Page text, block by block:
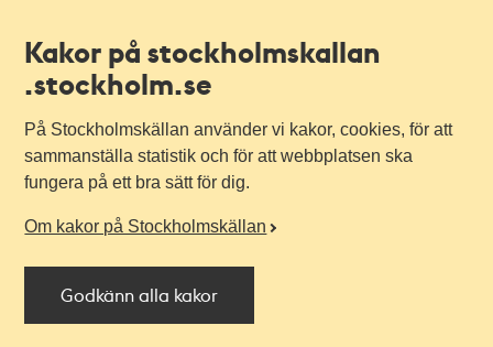
Kakor på stockholmskallan
.stockholm.se
På Stockholmskällan använder vi kakor, cookies, för att
sammanställa statistik och för att webbplatsen ska
fungera på ett bra sätt för dig.
Om kakor på Stockholmskällan
Godkänn alla kakor